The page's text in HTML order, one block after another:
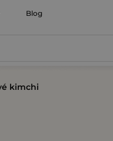
Blog
kimchi